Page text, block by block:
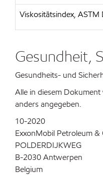
Viskositätsindex, ASTM
Gesundheit,
Gesundheits- und
Alle in diesem
anders angegeben.
10-2020
ExxonMobil Petroleum &
POLDERDIJKWEG
B-2030 Antwerpen
Belgium